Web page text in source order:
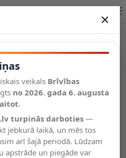
×
veikals Brīvības
no 2026. gada 6. augusta
.
turpinās darboties—
jebkurā laikā, un mēs tos
arī šajā periodā. Lūdzam
apstrāde un piegāde var